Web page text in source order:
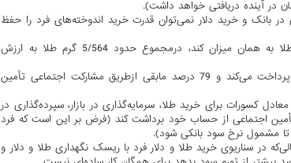
ارز در 25 سال گذشته، با سپرده‌گذاری در بانک و خرید دلار نمی‌توان قدرت خرید اندوخته‌های فرد را حفظ
چنانچه فرد در 25 سال دورة فعالیت خود، به‌جای پرداخت کسورات، اقدام به خرید طلا به همان میزان کند، درمجموع حدود 5/564 گرم طلا به ارزش
در بهترین حالت، فرد تنها 21 درصد از مستمری تأمین اجتماعی را به‌صورت کسورات پرداخت می‌کند و 79 درصد مابقی ازطریق مشارکت اجتماعی تأمین
هزینه‌ای معادل کسورات برای خرید طلا، سرمایه‌گذاری در بازار، سپرده‌گذاری در
3/10، 3/6، 8/4 و 5/4 سال معادل مستمری تأمین اجتماعی از حساب خود برداشت کند (فرض بر این است که فرد
تا مشمول نرخ سود بانکی شود).
در سناریوی خرید طلا و دلار فرد با ریسک نگهداری طلا و دلار و